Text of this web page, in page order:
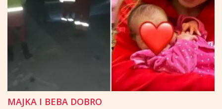
MAJKA I BEBA DOBRO